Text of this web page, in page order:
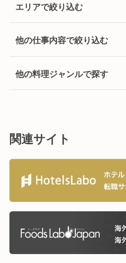
エリアで絞り込む
他の仕事内容で絞り込む
他の料理ジャンルで探す
関連サイト